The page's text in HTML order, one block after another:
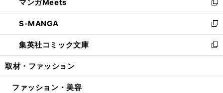
く
で
開
く
ド
ウ
で
開
く
ィ
ン
ド
ウ
で
開
い
ウ
ィ
ン
ド
ウ
開
マンガMeets
新
し
い
ウ
ィ
ン
ウ
S-MANGA
新
し
い
ウ
ン
集英社コミック文庫
新
し
ウ
取材・ファッション
ファッション・美容